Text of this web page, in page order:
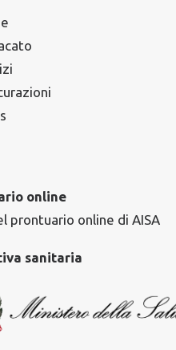
online
prontuario online di AISA
sanitaria